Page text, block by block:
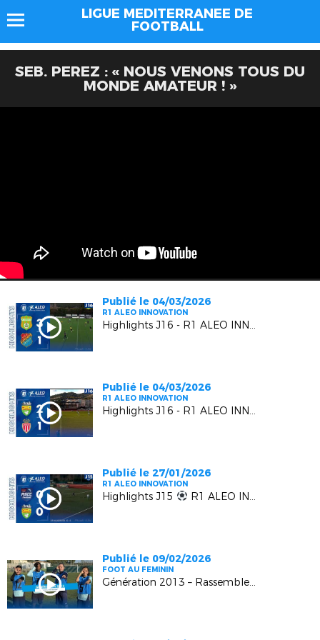
LIGUE MEDITERRANEE DE
FOOTBALL
SEB. PEREZ : « NOUS VENONS TOUS DU
MONDE AMATEUR ! »
Publié le 04/03/2026
R1 ALEO INNOVATION
Highlights J16 - R1 ALEO INNOVATION | AS Gémenosienne VS EUGA Ardziv
Publié le 04/03/2026
R1 ALEO INNOVATION
Highlights J16 - R1 ALEO INNOVATION | L' US MANDELIEU LN VS L' AS MONACO FC 2
Publié le 27/01/2026
R1 ALEO INNOVATION
Highlights J15 R1 ALEO INNOVATION | AS Cagnes Le Croc vs US Mandelieu LN
Publié le 09/02/2026
FOOT AU FEMININ
Génération 2013 – Rassemblement Régional U13F – Episode 4